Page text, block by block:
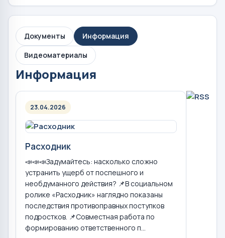
Документы
Информация
Видеоматериалы
Информация
23.04.2026
Расходник
📣📣📣Задумайтесь: насколько сложно
устранить ущерб от поспешного и
необдуманного действия? 📌В социальном
ролике «Расходник» наглядно показаны
последствия противоправных поступков
подростков. 📌Совместная работа по
формированию ответственного п...